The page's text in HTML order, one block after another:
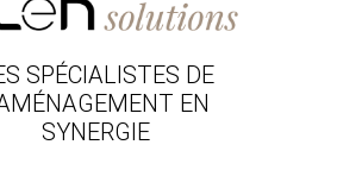
SPÉCIALISTES DE
EN
SYNERGIE